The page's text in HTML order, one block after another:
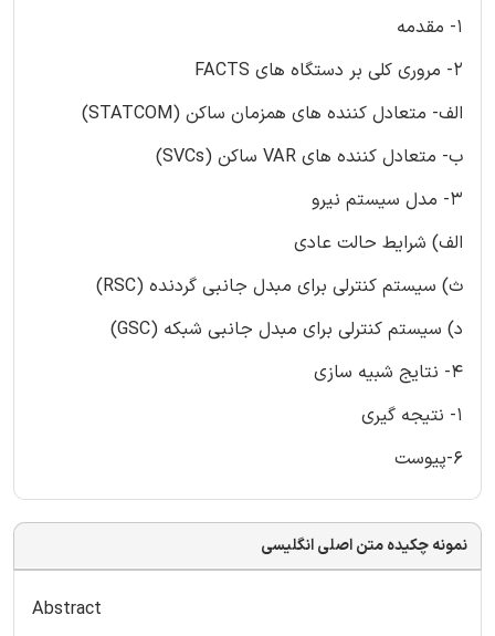
1- مقدمه
2- مروری کلی بر دستگاه های FACTS
الف- متعادل کننده های همزمان ساکن (STATCOM)
ب- متعادل کننده های VAR ساکن (SVCs)
3- مدل سیستم نیرو
الف) شرایط حالت عادی
ث) سیستم کنترلی برای مبدل جانبی گردنده (RSC)
د) سیستم کنترلی برای مبدل جانبی شبکه (GSC)
4- نتایج شبیه سازی
1- نتیجه گیری
6-پیوست
نمونه چکیده متن اصلی انگلیسی
Abstract